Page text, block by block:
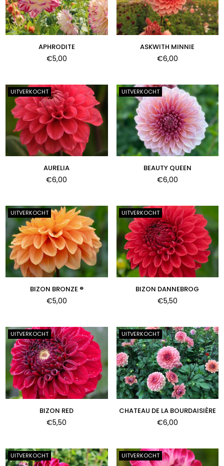
APHRODITE
Normale
€5,00
ASKWITH MINNIE
Normale
€6,00
UITVERKOCHT
AURELIA
Normale
€6,00
UITVERKOCHT
BEAUTY QUEEN
Normale
€6,00
UITVERKOCHT
BIZON BRONZE ®
Normale
€5,00
UITVERKOCHT
BIZON DANNEBROG
Normale
€5,50
UITVERKOCHT
BIZON RED
Normale
€5,50
UITVERKOCHT
CHATEAU DE LA BOURDAISIÈRE
Normale
€6,00
UITVERKOCHT UITVERKOCHT